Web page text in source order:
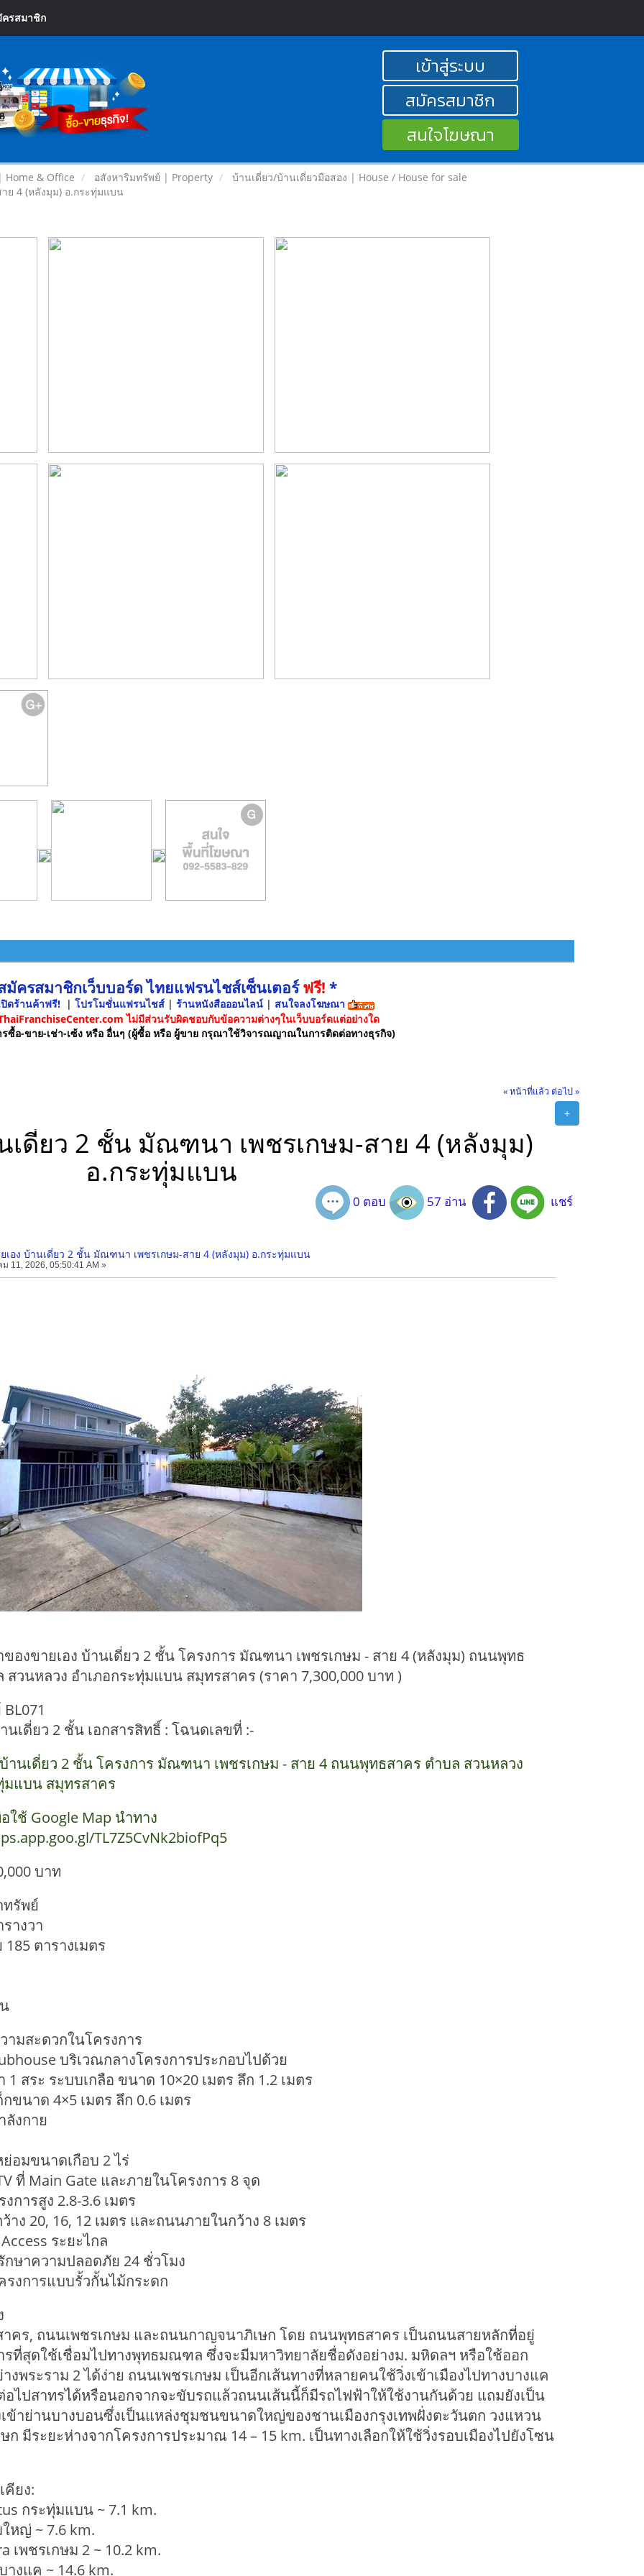
รสมาชิก
เข้าสู่ระบบ
สมัครสมาชิก
สนใจโฆษณา
& Office อสังหาริมทรัพย์ | Property
บ้านเดี่ยว/บ้านเดี่ยวมือสอง | House / House for sale
ย 4 (หลังมุม) อ.กระทุ่มแบน
มัครสมาชิกเว็บบอร์ด ไทยแฟรนไชส์เซ็นเตอร์ฟรี! *
ดร้านค้าฟรี! | โปรโมชั่นแฟรนไชส์ | ร้านหนังสือออนไลน์ | สนใจลงโฆษณา
ไม่มีส่วนรับผิดชอบกับข้อความต่างๆในเว็บบอร์ดแต่อย่างใด
รซื้อ-ขาย-เช่า-เซ้ง หรือ อื่นๆ (ผู้ซื้อ หรือ ผู้ขาย กรุณาใช้วิจารณญาณในการติดต่อทางธุรกิจ)
« หน้าที่แล้ว ต่อไป »
+
เดี่ยว 2 ชั้น มัณฑนา เพชรเกษม-สาย 4 (หลังมุม)
อ.กระทุ่มแบน
0 ตอบ 57 อ่าน แชร์
เอง บ้านเดี่ยว 2 ชั้น มัณฑนา เพชรเกษม-สาย 4 (หลังมุม) อ.กระทุ่มแบน
11, 2026, 05:50:41 AM »
ของขายเอง บ้านเดี่ยว 2 ชั้น โครงการ มัณฑนา เพชรเกษม - สาย 4 (หลังมุม) ถนนพุทธ
สวนหลวง อำเภอกระทุ่มแบน สมุทรสาคร (ราคา 7,300,000 บาท )
นเดี่ยว 2 ชั้น เอกสารสิทธิ์ : โฉนดเลขที่ :-
านเดี่ยว 2 ชั้น โครงการ มัณฑนา เพชรเกษม - สาย 4 ถนนพุทธสาคร ตำบล สวนหลวง
มแบน สมุทรสาคร
ใช้ Google Map นำทาง
TL7Z5CvNk2biofPq5
บาท
ทรัพย์
างวา
ตารางเมตร
ามสะดวกในโครงการ
บริเวณกลางโครงการประกอบไปด้วย
1 สระ ระบบเกลือ ขนาด 10×20 เมตร ลึก 1.2 เมตร
ขนาด 4×5 เมตร ลึก 0.6 เมตร
ลังกาย
อมขนาดเกือบ 2 ไร่
ที่ Main Gate และภายในโครงการ 8 จุด
การสูง 2.8-3.6 เมตร
าง 20, 16, 12 เมตร และถนนภายในกว้าง 8 เมตร
ระยะไกล
กษาความปลอดภัย 24 ชั่วโมง
รงการแบบรั้วกั้นไม้กระดก
คร, ถนนเพชรเกษม และถนนกาญจนาภิเษก โดย ถนนพุทธสาคร เป็นถนนสายหลักที่อยู่
รที่สุดใช้เชื่อมไปทางพุทธมณฑล ซึ่งจะมีมหาวิทยาลัยชื่อดังอย่างม. มหิดลฯ หรือใช้ออก
งพระราม 2 ได้ง่าย ถนนเพชรเกษม เป็นอีกเส้นทางที่หลายคนใช้วิ่งเข้าเมืองไปทางบางแค
อไปสาทรได้หรือนอกจากจะขับรถแล้วถนนเส้นนี้ก็มีรถไฟฟ้าให้ใช้งานกันด้วย แถมยังเป็น
ข้าย่านบางบอนซึ่งเป็นแหล่งชุมชนขนาดใหญ่ของชานเมืองกรุงเทพฝั่งตะวันตก วงแหวน
ก มีระยะห่างจากโครงการประมาณ 14 – 15 km. เป็นทางเลือกให้ใช้วิ่งรอบเมืองไปยังโซน
คียง:
กระทุ่มแบน ~ 7.1 km.
หญ่ ~ 7.6 km.
เพชรเกษม 2 ~ 10.2 km.
างแค ~ 14.6 km.